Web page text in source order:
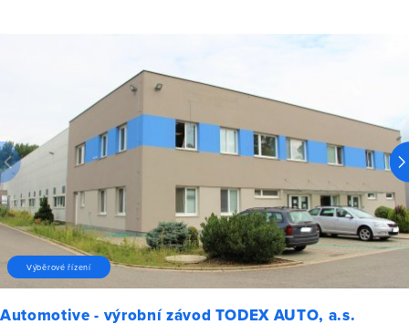
Výběrové řízení
Automotive - výrobní závod TODEX AUTO, a.s.